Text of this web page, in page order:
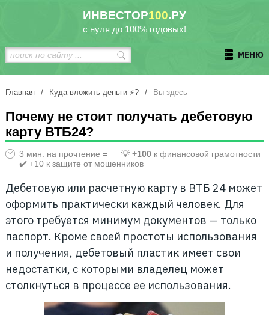
ИНВЕСТОР100.РУ
с нуля до 100% годовых!
МЕНЮ
Главная / Куда вложить деньги ⚡? / Вы здесь
Почему не стоит получать дебетовую
карту ВТБ24?
3 мин. на прочтение = 💡 +100к финансовой грамотности
✔️ +10 к защите от мошенников
Дебетовую или расчетную карту в ВТБ 24 может
оформить практически каждый человек. Для
этого требуется минимум документов — только
паспорт. Кроме своей простоты использования
и получения, дебетовый пластик имеет свои
недостатки, с которыми владелец может
столкнуться в процессе ее использования.